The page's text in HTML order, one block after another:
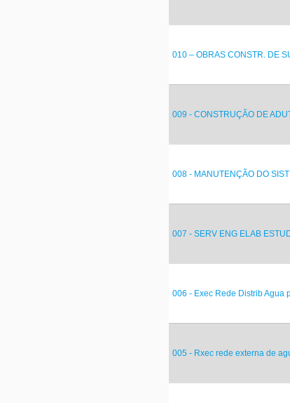
010 – OBRAS CONSTR. DE
009 - CONSTRUÇÃO DE
008 - MANUTENÇÃO DO
007 - SERV ENG ELAB
006 - Exec Rede Distrib Agua
005 - Rxec rede externa de